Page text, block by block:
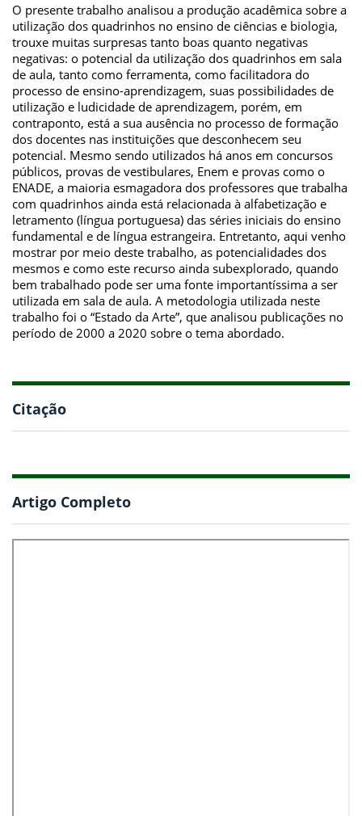
O presente trabalho analisou a produção acadêmica sobre a
utilização dos quadrinhos no ensino de ciências e biologia,
trouxe muitas surpresas tanto boas quanto negativas
negativas: o potencial da utilização dos quadrinhos em sala
de aula, tanto como ferramenta, como facilitadora do
processo de ensino-aprendizagem, suas possibilidades de
utilização e ludicidade de aprendizagem, porém, em
contraponto, está a sua ausência no processo de formação
dos docentes nas instituições que desconhecem seu
potencial. Mesmo sendo utilizados há anos em concursos
públicos, provas de vestibulares, Enem e provas como o
ENADE, a maioria esmagadora dos professores que trabalha
com quadrinhos ainda está relacionada à alfabetização e
letramento (língua portuguesa) das séries iniciais do ensino
fundamental e de língua estrangeira. Entretanto, aqui venho
mostrar por meio deste trabalho, as potencialidades dos
mesmos e como este recurso ainda subexplorado, quando
bem trabalhado pode ser uma fonte importantíssima a ser
utilizada em sala de aula. A metodologia utilizada neste
trabalho foi o “Estado da Arte”, que analisou publicações no
período de 2000 a 2020 sobre o tema abordado.
Citação
Artigo Completo